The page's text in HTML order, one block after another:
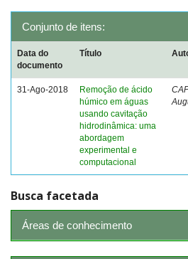
Conjunto de itens:
Data do
documento
Título
31-Ago-2018
Remoção de ácido
húmico em águas
usando cavitação
hidrodinâmica: uma
abordagem
experimental e
computacional
Busca facetada
Áreas de conhecimento